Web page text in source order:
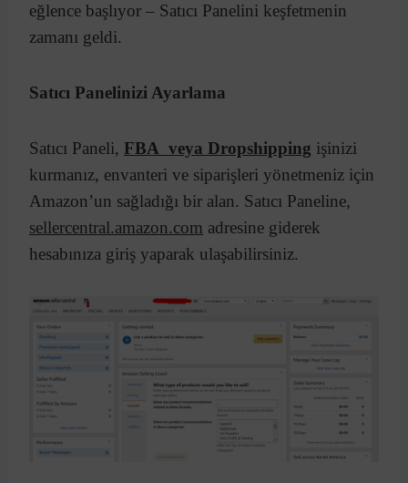
eğlence başlıyor – Satıcı Panelini keşfetmenin
zamanı geldi.
Satıcı Panelinizi Ayarlama
Satıcı Paneli, FBA veya Dropshipping işinizi
kurmanız, envanteri ve siparişleri yönetmeniz için
Amazon’un sağladığı bir alan. Satıcı Paneline,
sellercentral.amazon.com adresine giderek
hesabınıza giriş yaparak ulaşabilirsiniz.